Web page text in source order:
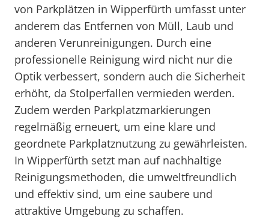
von Parkplätzen in Wipperfürth umfasst unter
anderem das Entfernen von Müll, Laub und
anderen Verunreinigungen. Durch eine
professionelle Reinigung wird nicht nur die
Optik verbessert, sondern auch die Sicherheit
erhöht, da Stolperfallen vermieden werden.
Zudem werden Parkplatzmarkierungen
regelmäßig erneuert, um eine klare und
geordnete Parkplatznutzung zu gewährleisten.
In Wipperfürth setzt man auf nachhaltige
Reinigungsmethoden, die umweltfreundlich
und effektiv sind, um eine saubere und
attraktive Umgebung zu schaffen.